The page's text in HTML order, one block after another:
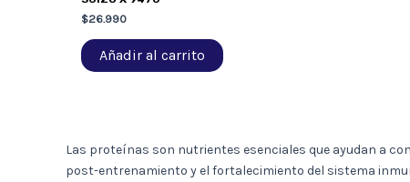
$26.990
Añadir al carrito
Las proteínas son nutrientes esenciales que ayudan a
post-entrenamiento y el fortalecimiento del sistema